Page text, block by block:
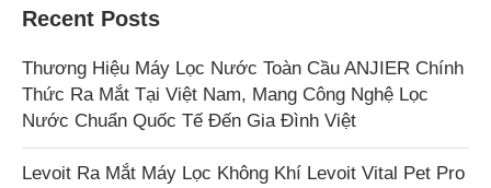
Recent Posts
Thương Hiệu Máy Lọc Nước Toàn Cầu ANJIER Chính
Thức Ra Mắt Tại Việt Nam, Mang Công Nghệ Lọc
Nước Chuẩn Quốc Tế Đến Gia Đình Việt
Levoit Ra Mắt Máy Lọc Không Khí Levoit Vital Pet Pro